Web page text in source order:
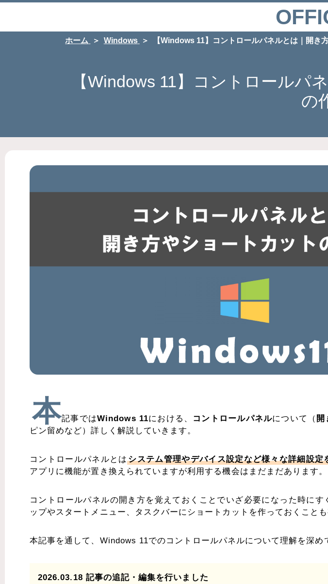
ホーム Windows 【Windows 11】コントロールパネルとは｜開き
【Windows 11】コントロールパ
の
本記事ではWindows 11における、 コントロールパネルについて（ 開
ピン留めなど）詳しく解説していきます。
コントロールパネルとはシステム管理やデバイス設定など様々な詳細設定
アプリに機能が置き換えられていますが利用する機会はまだまだあります。
コントロールパネルの開き方を覚えておくことでいざ必要になった時にす
ップやスタートメニュー、タスクバーにショートカットを作っておくことも
本記事を通して、Windows 11でのコントロールパネルについて理解を深め
2026.03.18 記事の追記・編集を行いました